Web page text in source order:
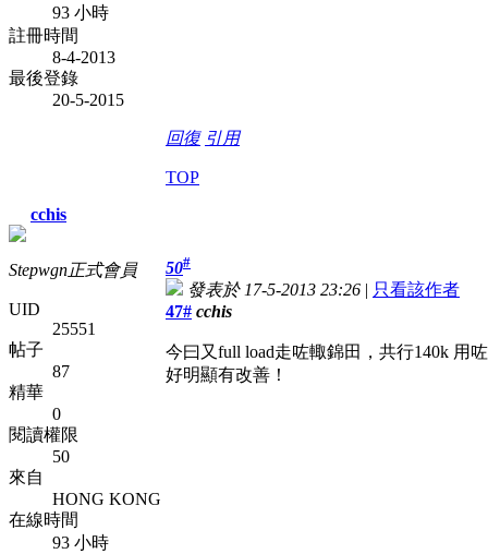
93 小時
註冊時間
8-4-2013
最後登錄
20-5-2015
回復 引用
TOP
cchis
Stepwgn正式會員
UID
25551
帖子
87
精華
0
閱讀權限
50
來自
HONG KONG
在線時間
93 小時
50#
發表於 17-5-2013 23:26 | 只看該作者
47# cchis
今曰又full load走咗輙錦田，共行140k 用
好明顯有改善！